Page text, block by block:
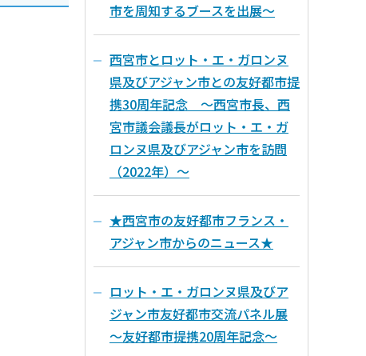
市を周知するブースを出展～
西宮市とロット・エ・ガロンヌ
県及びアジャン市との友好都市提
携30周年記念 ～西宮市長、西
宮市議会議長がロット・エ・ガ
ロンヌ県及びアジャン市を訪問
（2022年）～
★西宮市の友好都市フランス・
アジャン市からのニュース★
ロット・エ・ガロンヌ県及びア
ジャン市友好都市交流パネル展
～友好都市提携20周年記念～